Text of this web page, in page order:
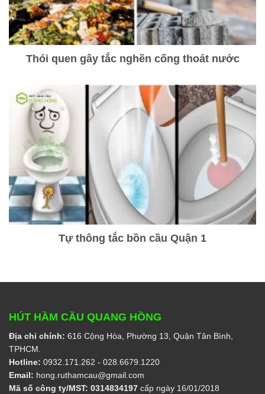
Thói quen gây tắc nghẽn cống thoát nước
Tự thông tắc bồn cầu Quận 1
HÚT HẦM CẦU QUANG HỒNG
Địa chỉ chính: 616 Cộng Hòa, Phường 13, Quận Tân Bình,
TPHCM.
Hotline: 0932.171.262 - 028.6679.1220
Email: hong.ruthamcau@gmail.com
Mã số công ty/MST: 0314834197 cấp ngày 16/01/2018